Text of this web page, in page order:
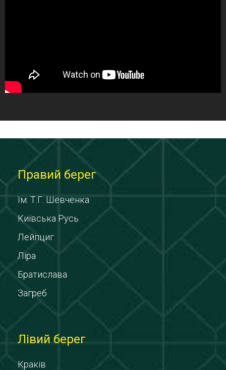
Правий берег
Ім. Т.Г. Шевченка
Київська Русь
Лейпциг
Ліра
Братислава
Загреб
Лівий берег
Краків